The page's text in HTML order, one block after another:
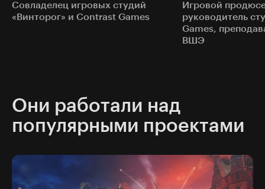
Совладелец игровых студий
«Винторог» и Contrast Games
Игровой
руководитель
Games,
ВШЭ
Они работали над
популярными проектами